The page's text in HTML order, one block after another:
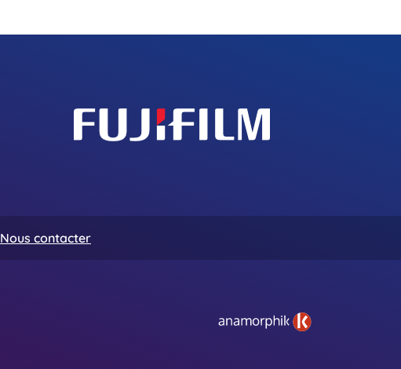
Nous contacter